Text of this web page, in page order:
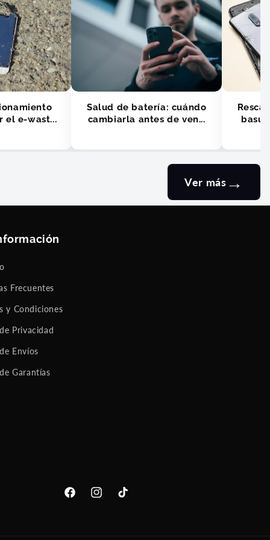
el e-wast...
Salud de batería: cuándo
cambiarla antes de ven...
Ver más →
Frecuentes
y Condiciones
Privacidad
Envíos
Garantías
FacebookInstagramTikTok